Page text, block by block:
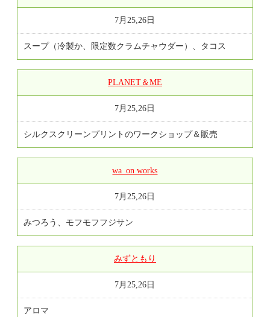
7月25,26日
スープ（冷製か、限定数クラムチャウダー）、タコス
PLANET＆ME
7月25,26日
シルクスクリーンプリントのワークショップ＆販売
wa_on works
7月25,26日
みつろう、モフモフフジサン
みずともり
7月25,26日
アロマ